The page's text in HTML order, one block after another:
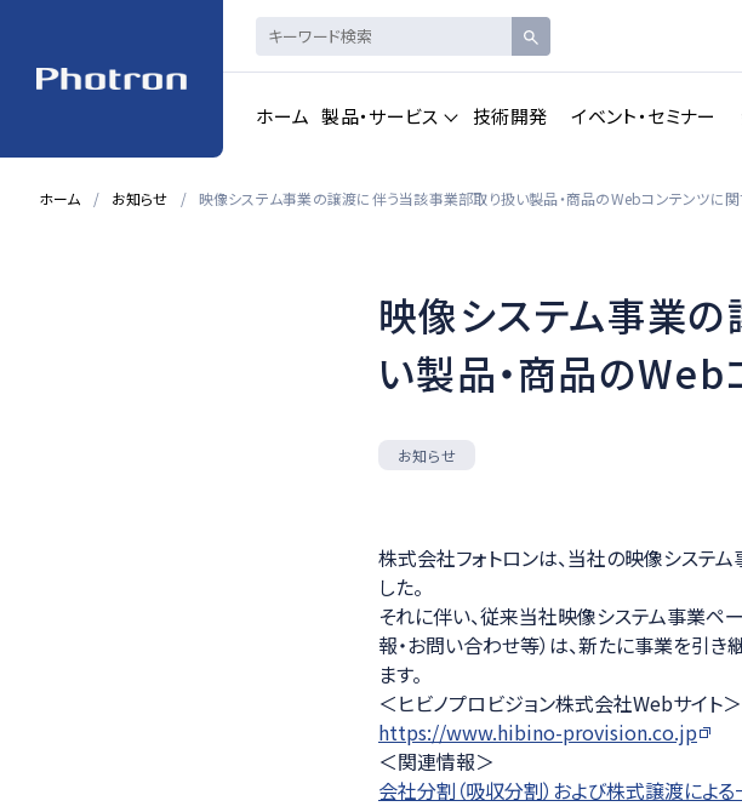
ホーム 製品・サービス 技術開発 イベント・セミナー
CAD製品 映像伝送サ
医療ソリューション
ホーム お知らせ 映像システム事業の譲渡に伴う当該事業部取り扱い製品・商品のWebコンテンツに
映像システム事業
い製品・商品のWeb
お知らせ
株式会社フォトロンは、当社の映像システ
した。
それに伴い、従来当社映像システム事業ペ
報・お問い合わせ等）は、新たに事業を引
ます。
＜ヒビノプロビジョン株式会社Webサイト＞
https://www.hibino-provision.co.jp
＜関連情報＞
会社分割（吸収分割）および株式譲渡によ